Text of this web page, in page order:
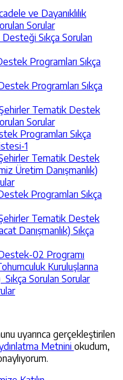
ve Dayanıklılık
Sorular
Desteği Sıkça Sorulan
Programları Sıkça
Programları Sıkça
Tematik Destek
Sorular
Programları Sıkça
1
Tematik Destek
Üretim Danışmanlık)
Programları Sıkça
Tematik Destek
Danışmanlık) Sıkça
02 Programı
Kuruluşlarına
Sorulan Sorular
uyarınca gerçekleştirilen
Metnini okudum,